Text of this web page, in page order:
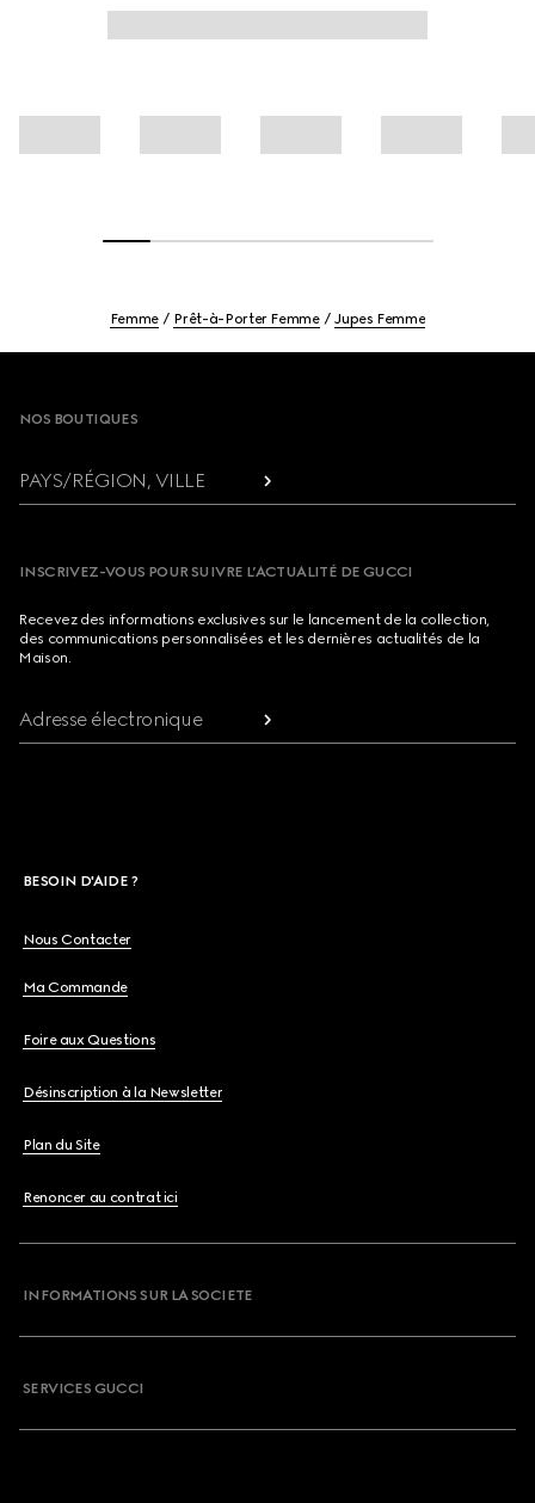
Femme Prêt-à-Porter Femme Jupes Femme
NOS BOUTIQUES
PAYS/RÉGION, VILLE
INSCRIVEZ-VOUS POUR SUIVRE L’ACTUALITÉ DE GUCCI
Recevez des informations exclusives sur le lancement de la collection,
des communications personnalisées et les dernières actualités de la
Maison.
Adresse électronique
BESOIN D'AIDE ?
Nous Contacter
Ma Commande
Foire aux Questions
Désinscription à la Newsletter
Plan du Site
Renoncer au contrat ici
INFORMATIONS SUR LA SOCIETE
SERVICES GUCCI